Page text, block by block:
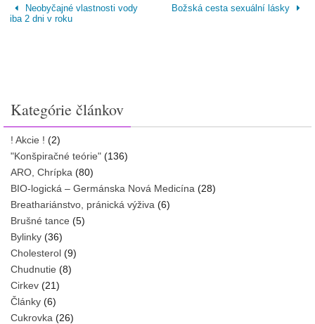
Neobyčajné vlastnosti vody
iba 2 dni v roku
Božská cesta sexuální lásky
Kategórie článkov
! Akcie ! (2)
"Konšpiračné teórie" (136)
ARO, Chrípka (80)
BIO-logická – Germánska Nová Medicína (28)
Breathariánstvo, pránická výživa (6)
Brušné tance (5)
Bylinky (36)
Cholesterol (9)
Chudnutie (8)
Cirkev (21)
Články (6)
Cukrovka (26)